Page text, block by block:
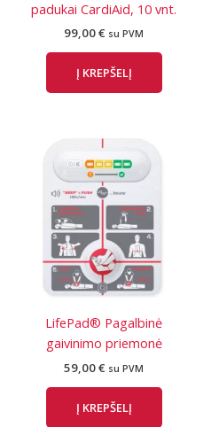
padukai CardiAid, 10 vnt.
99,00€ su PVM
Į KREPŠELĮ
LifePad® Pagalbinė
gaivinimo priemonė
59,00€ su PVM
Į KREPŠELĮ